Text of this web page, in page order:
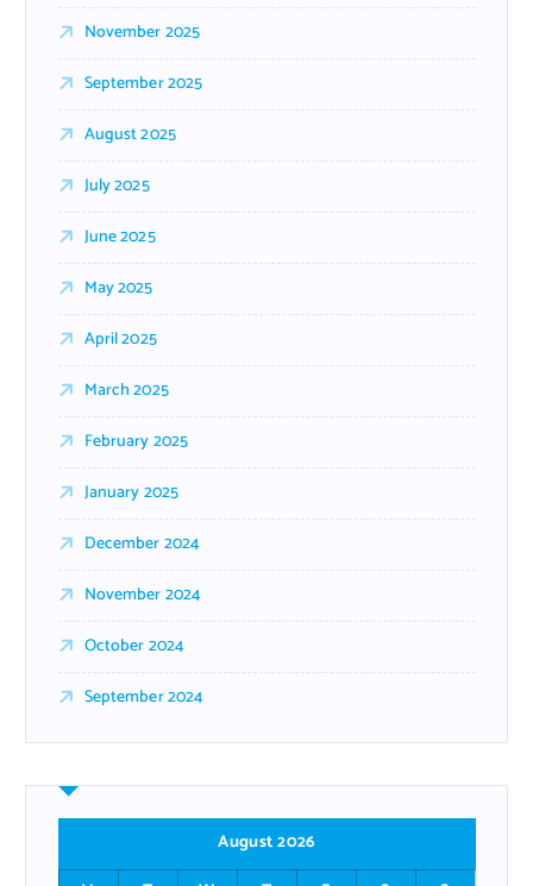
November 2025
September 2025
August 2025
July 2025
June 2025
May 2025
April 2025
March 2025
February 2025
January 2025
December 2024
November 2024
October 2024
September 2024
August 2026